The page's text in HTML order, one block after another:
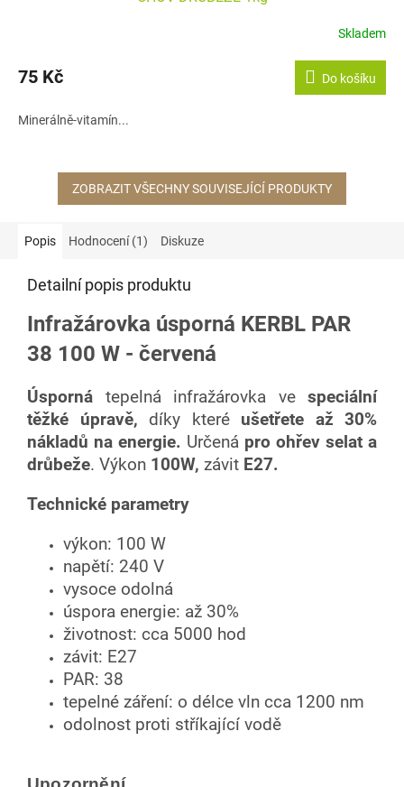
Skladem
75 Kč Do košíku
Minerálně-vitamín...
ZOBRAZIT VŠECHNY SOUVISEJÍCÍ PRODUKTY
Popis Hodnocení (1) Diskuze
Detailní popis produktu
Infražárovka úsporná KERBL PAR
38 100 W - červená
Úsporná tepelná infražárovka ve speciální
těžké úpravě, díky kteréušetřete až 30%
nákladů na energie. Určená pro ohřev selat a
drůbeže. Výkon 100W, závit E27.
Technické parametry
výkon: 100 W
napětí: 240 V
vysoce odolná
úspora energie: až 30%
životnost: cca 5000 hod
závit: E27
PAR: 38
tepelné záření: o délce vln cca 1200 nm
odolnost proti stříkající vodě